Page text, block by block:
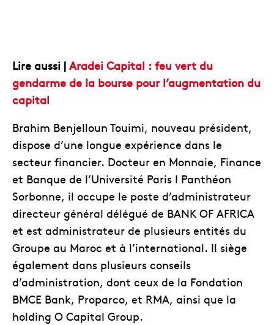
Lire aussi | Aradei Capital : feu vert du
gendarme de la bourse pour l’augmentation du
capital
Brahim Benjelloun Touimi, nouveau président,
dispose d’une longue expérience dans le
secteur financier. Docteur en Monnaie, Finance
et Banque de l’Université Paris I Panthéon
Sorbonne, il occupe le poste d’administrateur
directeur général délégué de BANK OF AFRICA
et est administrateur de plusieurs entités du
Groupe au Maroc et à l’international. Il siège
également dans plusieurs conseils
d’administration, dont ceux de la Fondation
BMCE Bank, Proparco, et RMA, ainsi que la
holding O Capital Group.